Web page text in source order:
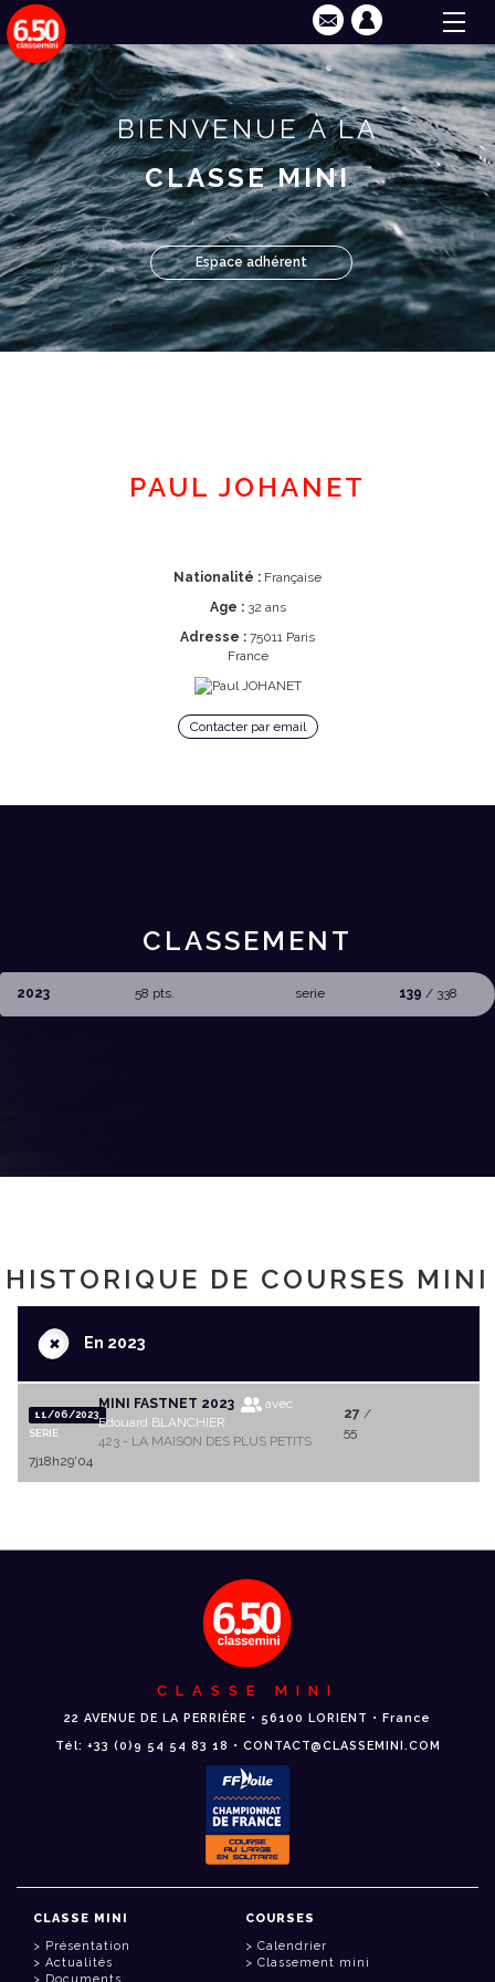
BIENVENUE À LA
CLASSE MINI
Espace adhérent
PAUL JOHANET
Nationalité : Française
Age :32 ans
Adresse : 75011 Paris
France
Contacter par email
CLASSEMENT
2023 58 pts. serie 139 / 338
HISTORIQUE DE COURSES MINI
+En 2023
11/06/2023
SERIE
MINI FASTNET 2023
avec
Edouard BLANCHIER
423 - LA MAISON DES PLUS PETITS
27 /
55
7j18h29'04
CLASSE MINI
22 AVENUE DE LA PERRIÈRE • 56100 LORIENT • France
Tél: +33 (0)9 54 54 83 18 • CONTACT@CLASSEMINI.COM
CLASSE MINI
Présentation
Actualités
Documents
COURSES
Calendrier
Classement mini